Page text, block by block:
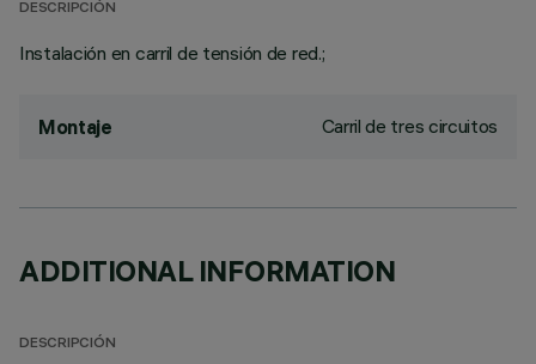
DESCRIPCIÓN
Instalación en carril de tensión de red.;
Montaje Carril de tres circuitos
ADDITIONAL INFORMATION
DESCRIPCIÓN